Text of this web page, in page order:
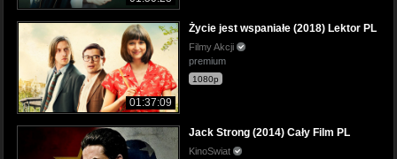
01:37:09
Życie jest wspaniałe (2018) Lektor PL
Filmy Akcji
premium
1080p
Jack Strong (2014) Cały Film PL
KinoSwiat